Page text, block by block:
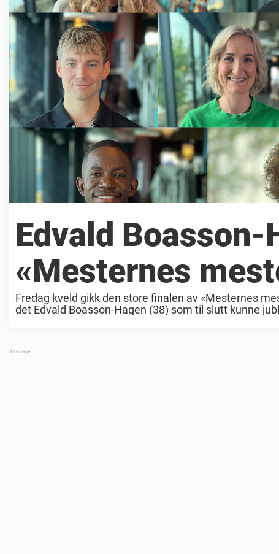
Edvald Boasson-
«Mesternes
Fredag kveld gikk den store finalen av «Mesternes
det Edvald Boasson-Hagen (38) som til slutt kunne